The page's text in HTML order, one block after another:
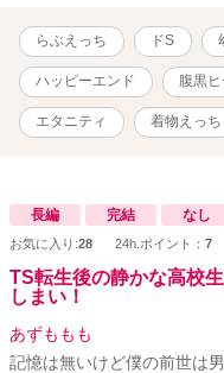
です ※作者が読みたいだけ
です ※表紙はpixabay様よ
しております
らぶえっち ドS
ハッピーエンド 腹黒
エタニティ 着物えっち
長編 完結 なし
お気に入り:28 24h.ポイント： 7
TS転生後の静かな高校
しまい！
あずももも
記憶は無いけど僕の前世は